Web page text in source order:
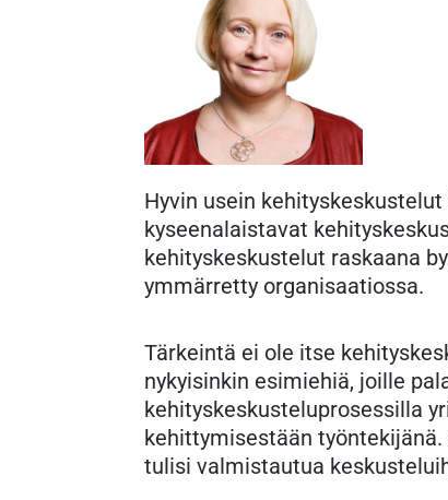
Hyvin usein
kyseenalaistavat
kehityskeskustelut raskaana
ymmärretty organisaatiossa.
Tärkeintä ei ole itse
nykyisinkin esimiehiä, joille
kehityskeskusteluprosessilla
kehittymisestään
tulisi valmistautua